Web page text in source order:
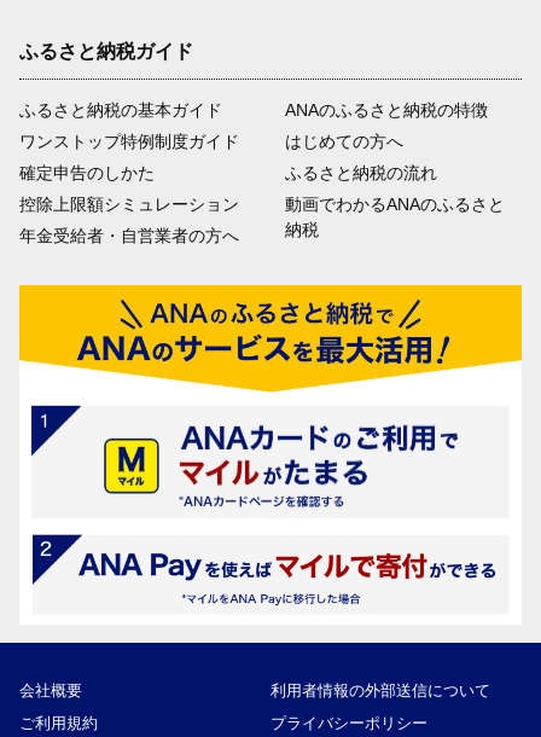
ふるさと納税ガイド
ふるさと納税の基本ガイド
ワンストップ特例制度ガイド
確定申告のしかた
控除上限額シミュレーション
年金受給者・自営業者の方へ
ANAのふるさと納税の特徴
はじめての方へ
ふるさと納税の流れ
動画でわかるANAのふるさと
納税
会社概要
利用者情報の外部送信について
ご利用規約
プライバシーポリシー